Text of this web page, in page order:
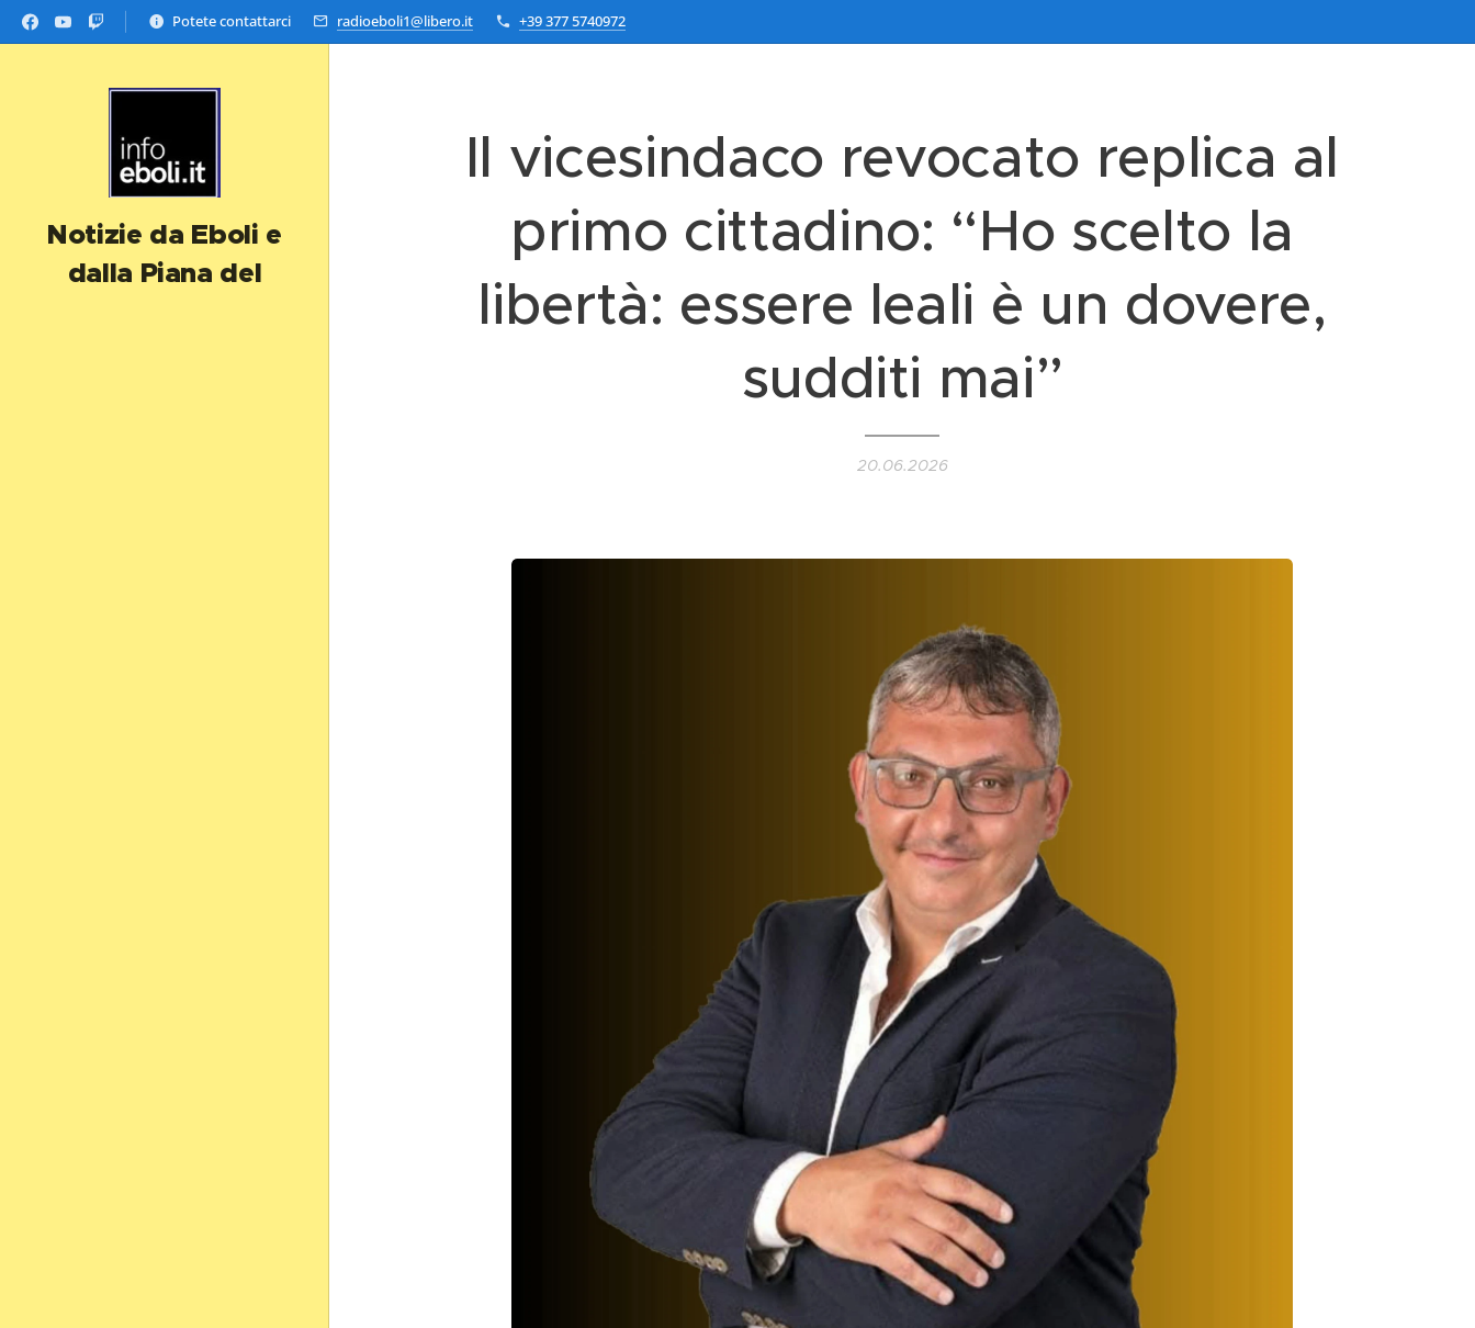
Potete contattarci radioeboli1@libero.it +39 377 5740972
Notizie da Eboli e
dalla Piana del
Il vicesindaco revocato replica al
primo cittadino: “Ho scelto la
libertà: essere leali è un dovere,
sudditi mai”
20.06.2026